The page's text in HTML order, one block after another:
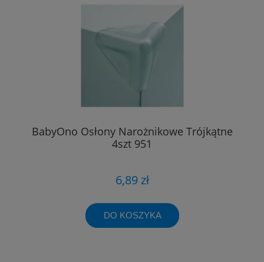
BabyOno Osłony Narożnikowe Trójkątne
4szt 951
6,89 zł
DO KOSZYKA